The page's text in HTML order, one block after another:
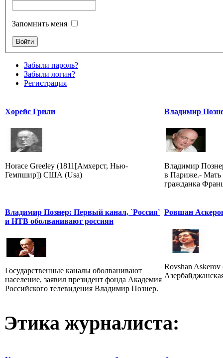
Запомнить меня
Забыли пароль?
Забыли логин?
Регистрация
Хорейс Грили
Horace Greeley (1811[Амхерст, Нью-
Гемпшир]) США (Usa)
Владимир
Владимир
в Париже.- Мать
гражданка
Владимир Познер: Первый канал, `Россия`
и НТВ оболванивают россиян
Государственные каналы оболванивают
население, заявил президент фонда Академия
Российского телевидения Владимир Познер.
Ровшан
Rovshan Askerov
Этика журналиста: